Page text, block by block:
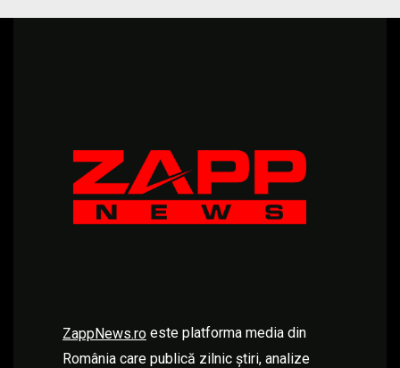
ZappNews.ro este platforma media din
România care publică zilnic știri, analize